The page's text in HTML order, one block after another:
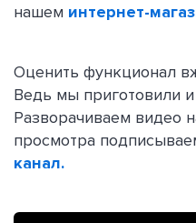
нашем интернет-
Оценить функционал
Ведь мы приготовили
Разворачиваем видео
просмотра
канал.